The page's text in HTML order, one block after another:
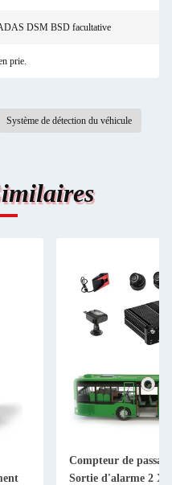
DSM BSD facultative
prie.
Système de détection du véhicule
Compteur de
Sortie d'alarme 2 X